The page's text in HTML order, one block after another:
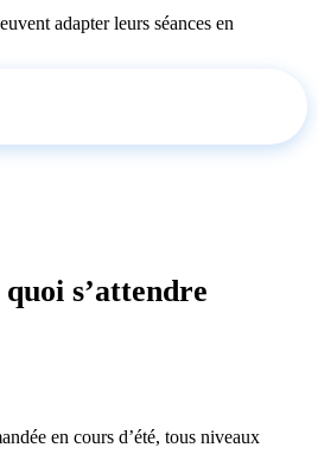
adapter leurs séances en
s’attendre
en cours d’été, tous niveaux